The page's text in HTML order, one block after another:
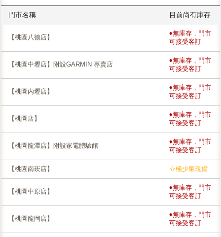
門市名稱 目前尚有庫存
【桃園八德店】
♦無庫存，門市
可接受客訂
【桃園中壢店】附設GARMIN 專賣店
♦無庫存，門市
可接受客訂
【桃園內壢店】
♦無庫存，門市
可接受客訂
【桃園店】
♦無庫存，門市
可接受客訂
【桃園龍潭店】附設家電體驗館
♦無庫存，門市
可接受客訂
【桃園南崁店】 ☆極少量現貨
【桃園中原店】
♦無庫存，門市
可接受客訂
【桃園龍岡店】
♦無庫存，門市
可接受客訂